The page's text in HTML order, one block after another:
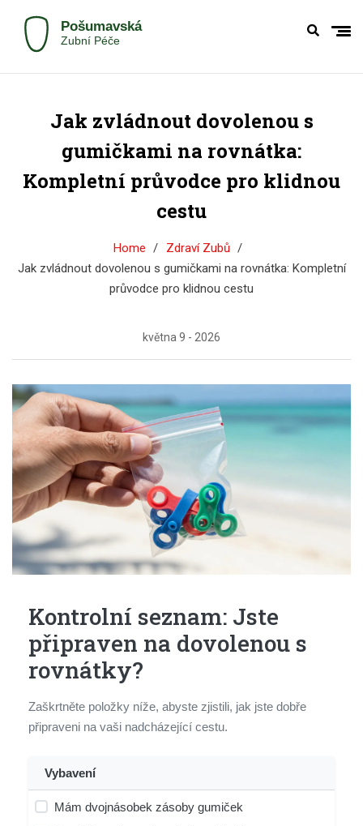
Jak zvládnout dovolenou s
gumičkami na rovnátka:
Kompletní průvodce pro klidnou
cestu
Home
Zdraví Zubů
Jak zvládnout dovolenou s gumičkami na rovnátka: Kompletní
průvodce pro klidnou cestu
května 9 - 2026
Kontrolní seznam: Jste
připraven na dovolenou s
rovnátky?
Zaškrtněte položky níže, abyste zjistili, jak jste dobře
připraveni na vaši nadcházející cestu.
Vybavení
Mám dvojnásobek zásoby gumiček